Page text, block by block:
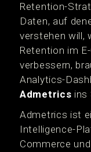
Retention-
Daten, auf
verstehen will,
Retention im
verbessern,
Analytics-
Admetrics ins
Admetrics ist
Intelligence-
Commerce